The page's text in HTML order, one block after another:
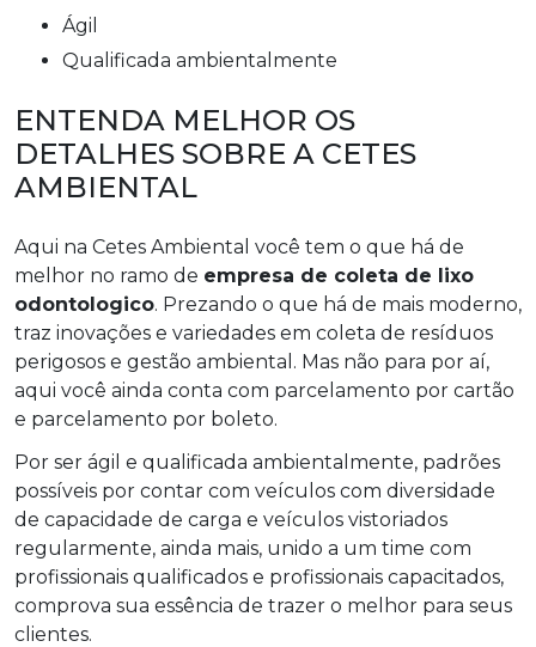
ágil
qualificada ambientalmente
ENTENDA MELHOR OS
DETALHES SOBRE A CETES
AMBIENTAL
Aqui na Cetes Ambiental você tem o que há de
melhor no ramo de empresa de coleta de lixo
odontologico. Prezando o que há de mais moderno,
traz inovações e variedades em coleta de resíduos
perigosos e gestão ambiental. Mas não para por aí,
aqui você ainda conta com parcelamento por cartão
e parcelamento por boleto.
Por ser ágil e qualificada ambientalmente, padrões
possíveis por contar com veículos com diversidade
de capacidade de carga e veículos vistoriados
regularmente, ainda mais, unido a um time com
profissionais qualificados e profissionais capacitados,
comprova sua essência de trazer o melhor para seus
clientes.